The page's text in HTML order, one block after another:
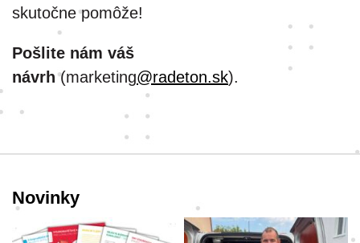
skutočne pomôže!
Pošlite nám váš
návrh(marketing@radeton.sk).
Novinky